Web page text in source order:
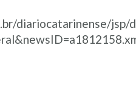
diariocatarinense/jsp/